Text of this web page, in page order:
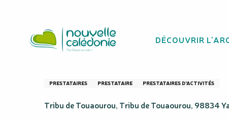
principal
DÉCOUVRIR
Kamûrû
PRESTATAIRES PRESTATAIRE PRESTATAIRES D'ACTIVITÉS
Tribu de Touaourou, Tribu de Touaourou, 98834